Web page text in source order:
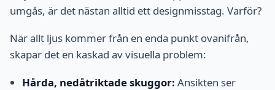
umgås, är det nästan alltid ett designmisstag. Varför?
När allt ljus kommer från en enda punkt ovanifrån,
skapar det en kaskad av visuella problem:
Hårda, nedåtriktade skuggor: Ansikten ser